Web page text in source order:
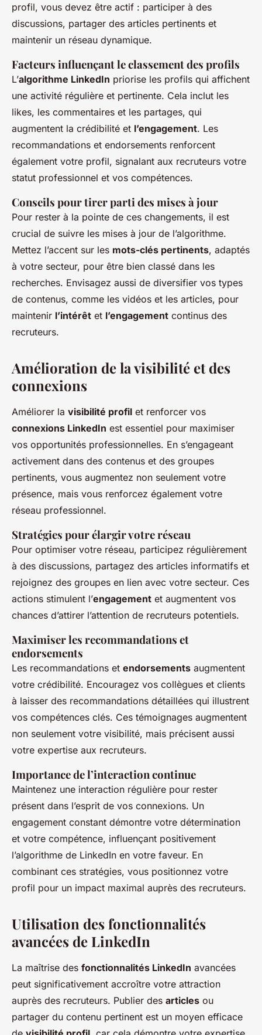
profil, vous devez être actif : participer à des
discussions, partager des articles pertinents et
maintenir un réseau dynamique.
Facteurs influençant le classement des profils
L’algorithme LinkedIn priorise les profils qui affichent
une activité régulière et pertinente. Cela inclut les
likes, les commentaires et les partages, qui
augmentent la crédibilité et l’engagement. Les
recommandations et endorsements renforcent
également votre profil, signalant aux recruteurs votre
statut professionnel et vos compétences.
Conseils pour tirer parti des mises à jour
Pour rester à la pointe de ces changements, il est
crucial de suivre les mises à jour de l’algorithme.
Mettez l’accent sur les mots-clés pertinents, adaptés
à votre secteur, pour être bien classé dans les
recherches. Envisagez aussi de diversifier vos types
de contenus, comme les vidéos et les articles, pour
maintenir l’intérêt et l’engagement continus des
recruteurs.
Amélioration de la visibilité et des
connexions
Améliorer la visibilité profil et renforcer vos
connexions LinkedIn est essentiel pour maximiser
vos opportunités professionnelles. En s’engageant
activement dans des contenus et des groupes
pertinents, vous augmentez non seulement votre
présence, mais vous renforcez également votre
réseau professionnel.
Stratégies pour élargir votre réseau
Pour optimiser votre réseau, participez régulièrement
à des discussions, partagez des articles informatifs et
rejoignez des groupes en lien avec votre secteur. Ces
actions stimulent l’engagement et augmentent vos
chances d’attirer l’attention de recruteurs potentiels.
Maximiser les recommandations et
endorsements
Les recommandations et endorsements augmentent
votre crédibilité. Encouragez vos collègues et clients
à laisser des recommandations détaillées qui illustrent
vos compétences clés. Ces témoignages augmentent
non seulement votre visibilité, mais précisent aussi
votre expertise aux recruteurs.
Importance de l’interaction continue
Maintenez une interaction régulière pour rester
présent dans l’esprit de vos connexions. Un
engagement constant démontre votre détermination
et votre compétence, influençant positivement
l’algorithme de LinkedIn en votre faveur. En
combinant ces stratégies, vous positionnez votre
profil pour un impact maximal auprès des recruteurs.
Utilisation des fonctionnalités
avancées de LinkedIn
La maîtrise des fonctionnalités LinkedIn avancées
peut significativement accroître votre attraction
auprès des recruteurs. Publier des articles ou
partager du contenu pertinent est un moyen efficace